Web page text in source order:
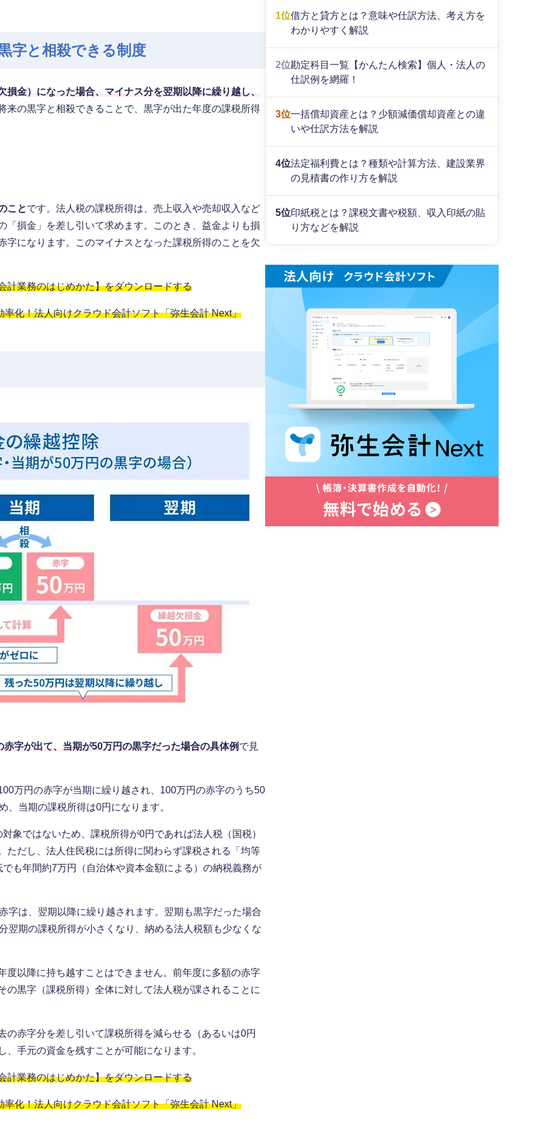
字と相殺できる制度
損金）になった場合、マイナス分を翌期以降に繰り越し、
来の黒字と相殺できることで、黒字が出た年度の課税所得
ことです。法人税の課税所得は、売上収入や売却収入など
損金」を差し引いて求めます。このとき、益金よりも損
になります。このマイナスとなった課税所得のことを欠
計業務のはじめかた】をダウンロードする
化！法人向けクラウド会計ソフト「弥生会計 Next」
赤字が出て、当期が50万円の黒字だった場合の具体例 で見
万円の赤字が当期に繰り越され、100万円の赤字のうち50
、当期の課税所得は0円になります。
象ではないため、課税所得が0円であれば法人税（国税）
ただし、法人住民税には所得に関わらず課税される「均等
も年間約7万円（自治体や資本金額による）の納税義務が
字は、翌期以降に繰り越されます。翌期も黒字だった場合
翌期の課税所得が小さくなり、納める法人税額も少なくな
度以降に持ち越すことはできません。前年度に多額の赤字
の黒字（課税所得）全体に対して法人税が課されることに
の赤字分を差し引いて課税所得を減らせる（あるいは0円
手元の資金を残すことが可能になります。
計業務のはじめかた】をダウンロードする
化！法人向けクラウド会計ソフト「弥生会計 Next」
1位借方と貸方とは？意味や仕訳方法、考え方を
わかりやすく解説
2位勘定科目一覧【かんたん検索】個人・法人の
仕訳例を網羅！
3位一括償却資産とは？少額減価償却資産との違
いや仕訳方法を解説
4位法定福利費とは？種類や計算方法、建設業界
の見積書の作り方を解説
5位印紙税とは？課税文書や税額、収入印紙の貼
り方などを解説